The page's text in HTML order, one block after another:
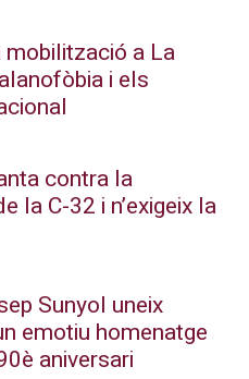
mobilització a La
i els
contra la
la C-32 i n’exigeix la
Sunyol uneix
emotiu homenatge
aniversari